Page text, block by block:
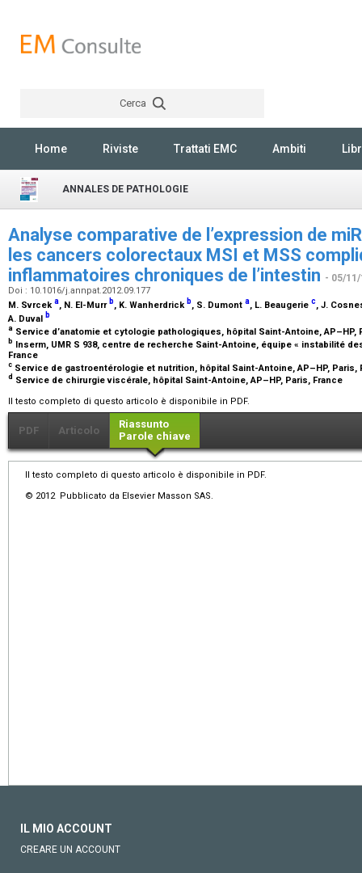
Cerca
Home Riviste Trattati EMC Ambiti
ANNALES DE PATHOLOGIE
Analyse comparative de l’expression de
les cancers colorectaux MSI et MSS
inflammatoires chroniques de l’intestin - 05/
Doi : 10.1016/j.annpat.2012.09.177
M. Svrceka, N. El-Murr b, K. Wanherdrick b, S. Dumont a, L. Beaugerie c, J.
A. Duval
b
a Service d’anatomie et cytologie pathologiques, hôpital Saint-Antoine, AP–HP,
b Inserm, UMR S 938, centre de recherche Saint-Antoine, équipe « instabilité
France
c Service de gastroentérologie et nutrition, hôpital Saint-Antoine, AP–HP, Paris,
d Service de chirurgie viscérale, hôpital Saint-Antoine, AP–HP, Paris, France
Il testo completo di questo articolo è disponibile in PDF.
PDF Articolo
Riassunto
Parole chiave
Il testo completo di questo articolo è disponibile in PDF.
© 2012 Pubblicato da Elsevier Masson SAS.
IL MIO ACCOUNT
CREARE UN ACCOUNT